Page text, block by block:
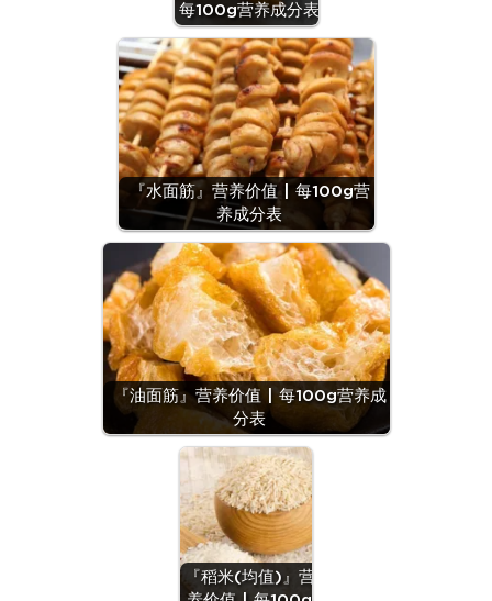
每100g营养成分表
『水面筋』营养价值 | 每100g营
养成分表
『油面筋』营养价值 | 每100g营养成
分表
『稻米(均值)』营